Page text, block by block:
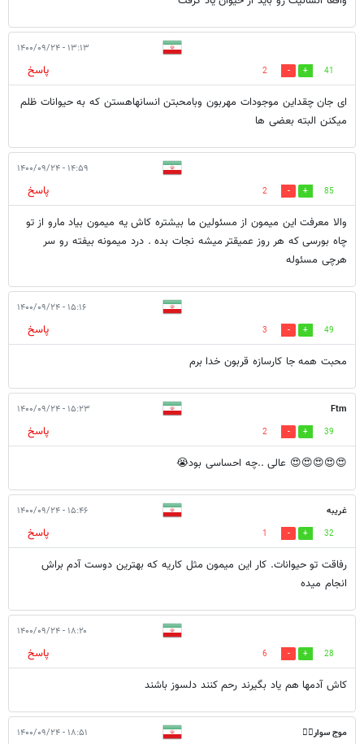
۱۳:۱۳ - ۱۴۰۰/۰۹/۲۴
41
2
پاسخ
ای جان چقداین موجودات مهربون وبامحبتن انسانهاهستن که به حیوانات ظلم
میکنن البته بعضی ها
۱۴:۵۹ - ۱۴۰۰/۰۹/۲۴
85
2
پاسخ
والا معرفت این میمون از مسئولین ما بیشتره کاش یه میمون بیاد مارو از تو
چاه بورسی که هر روز عمیقتر میشه نجات بده . درد میمونه بیفته رو سر
هرچی مسئوله
۱۵:۱۶ - ۱۴۰۰/۰۹/۲۴
49
3
پاسخ
محبت همه جا کارسازه قربون خدا برم
Ftm ۱۵:۲۳ - ۱۴۰۰/۰۹/۲۴
39
2
پاسخ
😍😍😍😍😍 عالی ..چه احساسی بود😭
غریبه ۱۵:۴۶ - ۱۴۰۰/۰۹/۲۴
32
1
پاسخ
رفاقت تو حیوانات. کار این میمون مثل کاریه که بهترین دوست آدم براش
انجام میده
۱۸:۲۰ - ۱۴۰۰/۰۹/۲۴
28
6
پاسخ
کاش آدمها هم یاد بگیرند رحم کنند دلسوز باشند
موج سوار🏄‍♂️ ۱۸:۵۱ - ۱۴۰۰/۰۹/۲۴